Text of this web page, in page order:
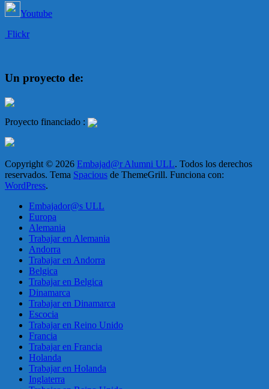
Youtube
Flickr
Un proyecto de:
Proyecto financiado :
Copyright © 2026 Embajad@r Alumni ULL. Todos los derechos
reservados. Tema Spacious de ThemeGrill. Funciona con:
WordPress.
Embajador@s ULL
Europa
Alemania
Trabajar en Alemania
Andorra
Trabajar en Andorra
Belgica
Trabajar en Belgica
Dinamarca
Trabajar en Dinamarca
Escocia
Trabajar en Reino Unido
Francia
Trabajar en Francia
Holanda
Trabajar en Holanda
Inglaterra